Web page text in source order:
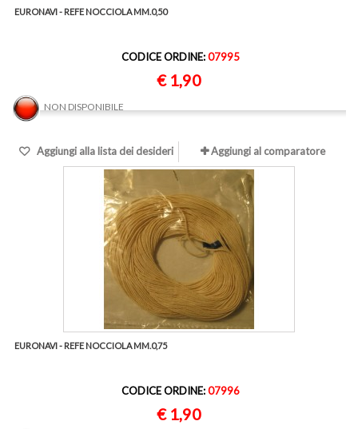
EURONAVI - REFE NOCCIOLA MM.0,50
CODICE ORDINE:07995
€ 1,90
NON DISPONIBILE
Aggiungi alla lista dei desideri Aggiungi al comparatore
EURONAVI - REFE NOCCIOLA MM.0,75
CODICE ORDINE:07996
€ 1,90